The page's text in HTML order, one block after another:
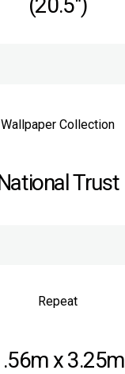
Wallpaper Collection
Trust
Repeat
x 3.25m